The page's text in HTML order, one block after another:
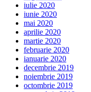
iulie 2020
iunie 2020
mai 2020
aprilie 2020
martie 2020
februarie 2020
ianuarie 2020
decembrie 2019
noiembrie 2019
octombrie 2019